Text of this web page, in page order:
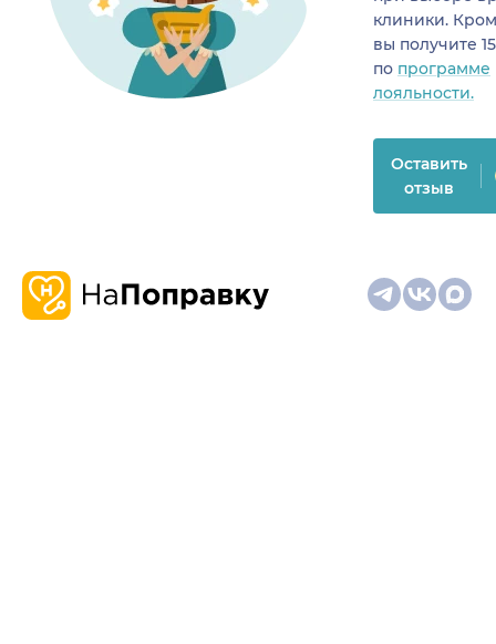
клиники.
вы получите
по программе
лояльности.
Оставить
отзыв